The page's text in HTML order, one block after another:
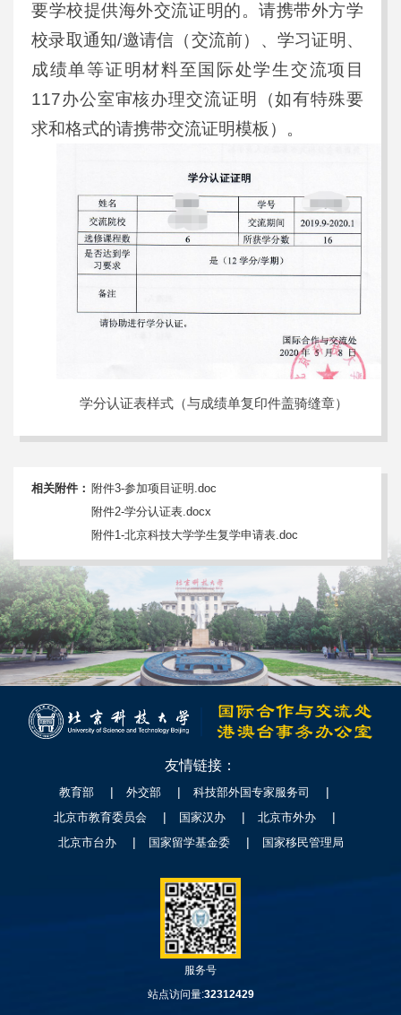
要学校提供海外交流证明的。请携带外方学
校录取通知/邀请信（交流前）、学习证明、
成绩单等证明材料至国际处学生交流项目
117办公室审核办理交流证明（如有特殊要
求和格式的请携带交流证明模板）。
学分认证表样式（与成绩单复印件盖骑缝章）
相关附件： 附件3-参加项目证明.doc
附件2-学分认证表.docx
附件1-北京科技大学学生复学申请表.doc
友情链接：
教育部 | 外交部 | 科技部外国专家服务司 |
北京市教育委员会 | 国家汉办 | 北京市外办 |
北京市台办 | 国家留学基金委 | 国家移民管理局
服务号
站点访问量:32312429